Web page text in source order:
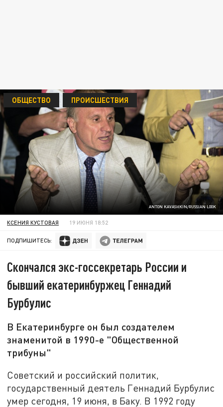
ANTON KAVASHKIN/RUSSIAN LOOK
ОБЩЕСТВО ПРОИСШЕСТВИЯ
КСЕНИЯ КУСТОВАЯ 19 ИЮНЯ 18:52
ПОДПИШИТЕСЬ:
Скончался экс-госсекретарь России и
бывший екатеринбуржец Геннадий
Бурбулис
В Екатеринбурге он был создателем
знаменитой в 1990-е "Общественной
трибуны"
Советский и российский политик,
государственный деятель Геннадий Бурбулис
умер сегодня, 19 июня, в Баку. В 1992 году